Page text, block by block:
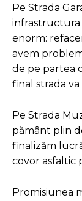
Pe Strada
infrastructura
enorm:
avem
de pe partea
final strada
Pe Strada
pământ plin
finalizăm
covor asfaltic
Promisiunea